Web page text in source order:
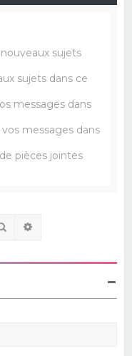
sujets
sujets dans ce
messages dans
messages dans
pièces jointes
Rechercher